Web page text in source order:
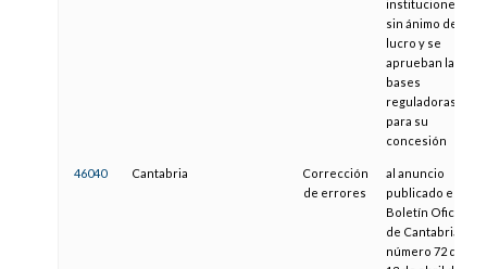
instituciones
sin ánimo de
lucro y se
aprueban las
bases
reguladoras
para su
concesión
46040 Cantabria
Corrección
de errores
al anuncio
publicado en el
Boletín Oficial
de Cantabria
número 72 de